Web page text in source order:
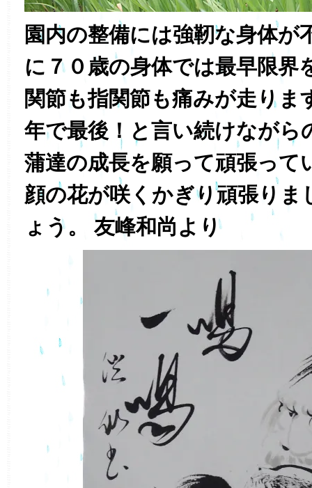
園内の整備には強靭な身体が
に７０歳の身体では最早限界
関節も指関節も痛みが走りま
年で最後！と言い続けながら
蒲達の成長を願って頑張って
顔の花が咲くかぎり頑張りま
ょう。 友峰和尚より